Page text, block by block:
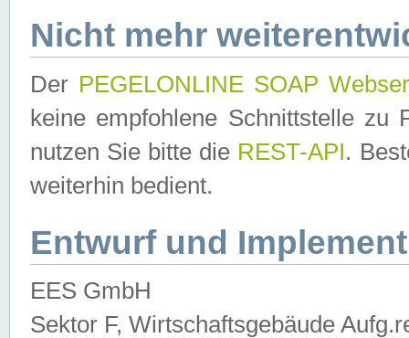
Nicht mehr
Der PEGELONLINE SOAP
keine empfohlene Schnittstelle zu
nutzen Sie bitte die REST-API.
weiterhin bedient.
Entwurf und
EES GmbH
Sektor F, Wirtschaftsgebäude